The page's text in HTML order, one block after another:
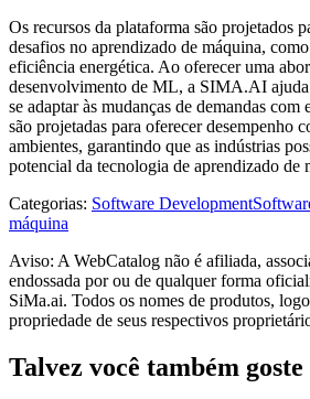
Os recursos da plataforma são projetados
desafios no aprendizado de máquina,
eficiência energética. Ao oferecer uma
desenvolvimento de ML, a SIMA.AI ajuda
se adaptar às mudanças de demandas com
são projetadas para oferecer desempenho
ambientes, garantindo que as indústrias
potencial da tecnologia de aprendizado de
Categorias: Software Development
máquina
Aviso: A WebCatalog não é afiliada,
endossada por ou de qualquer forma
SiMa.ai. Todos os nomes de produtos,
propriedade de seus respectivos
Talvez você também goste